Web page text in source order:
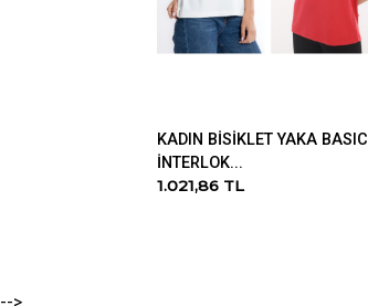
KADIN BİSİKLET YAKA BASIC
İNTERLOK...
1.021,86 TL